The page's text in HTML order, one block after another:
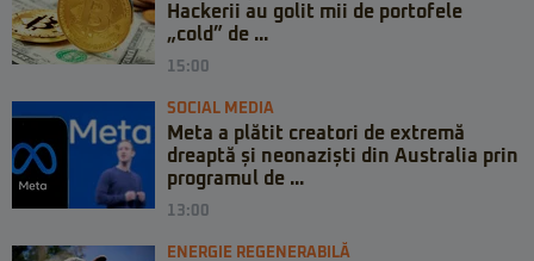
Hackerii au golit mii de portofele
„cold” de ...
15:00
SOCIAL MEDIA
Meta a plătit creatori de extremă
dreaptă și neonaziști din Australia prin
programul de ...
13:00
ENERGIE REGENERABILĂ